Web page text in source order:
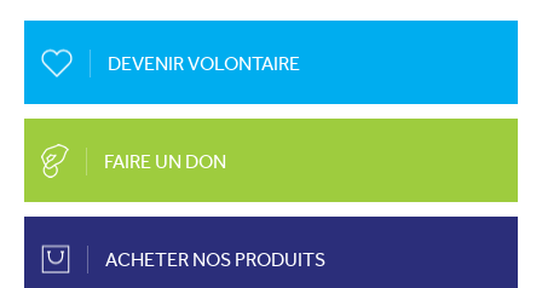
DEVENIR VOLONTAIRE
FAIRE UN DON
ACHETER NOS PRODUITS